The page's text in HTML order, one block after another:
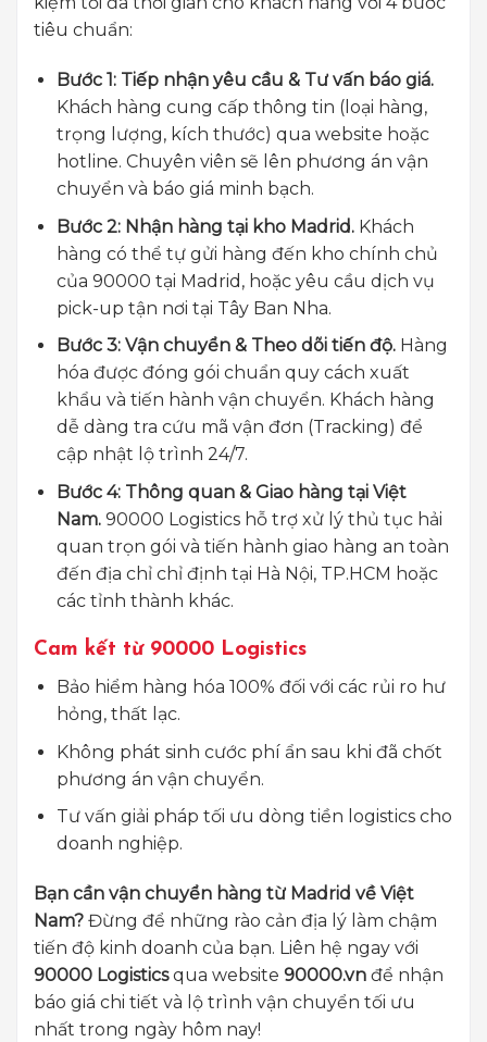
tiêu chuẩn:
Bước 1: Tiếp nhận yêu cầu & Tư vấn báo giá.
Khách hàng cung cấp thông tin (loại hàng,
trọng lượng, kích thước) qua website hoặc
hotline. Chuyên viên sẽ lên phương án vận
chuyển và báo giá minh bạch.
Bước 2: Nhận hàng tại kho Madrid.Khách
hàng có thể tự gửi hàng đến kho chính chủ
của 90000 tại Madrid, hoặc yêu cầu dịch vụ
pick-up tận nơi tại Tây Ban Nha.
Bước 3: Vận chuyển & Theo dõi tiến độ.Hàng
hóa được đóng gói chuẩn quy cách xuất
khẩu và tiến hành vận chuyển. Khách hàng
dễ dàng tra cứu mã vận đơn (Tracking) để
cập nhật lộ trình 24/7.
Bước 4: Thông quan & Giao hàng tại Việt
Nam.90000 Logistics hỗ trợ xử lý thủ tục hải
quan trọn gói và tiến hành giao hàng an toàn
đến địa chỉ chỉ định tại Hà Nội, TP.HCM hoặc
các tỉnh thành khác.
Cam kết từ 90000 Logistics
Bảo hiểm hàng hóa 100% đối với các rủi ro hư
hỏng, thất lạc.
Không phát sinh cước phí ẩn sau khi đã chốt
phương án vận chuyển.
Tư vấn giải pháp tối ưu dòng tiền logistics cho
doanh nghiệp.
Bạn cần vận chuyển hàng từ Madrid về Việt
Nam? Đừng để những rào cản địa lý làm chậm
tiến độ kinh doanh của bạn. Liên hệ ngay với
90000 Logisticsqua website 90000.vn để nhận
báo giá chi tiết và lộ trình vận chuyển tối ưu
nhất trong ngày hôm nay!